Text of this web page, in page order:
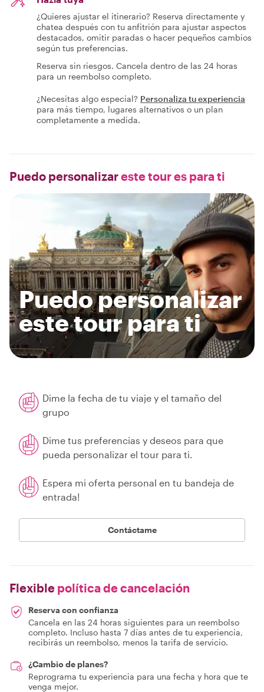
¿Quieres ajustar el itinerario? Reserva directamente y
chatea después con tu anfitrión para ajustar aspectos
destacados, omitir paradas o hacer pequeños cambios
según tus preferencias.
Reserva sin riesgos. Cancela dentro de las 24 horas
para un reembolso completo.
¿Necesitas algo especial? Personaliza tu experiencia
para más tiempo, lugares alternativos o un plan
completamente a medida.
Puedo personalizareste tour es para ti
Puedo personalizar
este tour para ti
Dime la fecha de tu viaje y el tamaño del
grupo
Dime tus preferencias y deseos para que
pueda personalizar el tour para ti.
Espera mi oferta personal en tu bandeja de
entrada!
Contáctame
Flexible política de cancelación
Reserva con confianza
Cancela en las 24 horas siguientes para un reembolso
completo. Incluso hasta 7 días antes de tu experiencia,
recibirás un reembolso, menos la tarifa de servicio.
¿Cambio de planes?
Reprograma tu experiencia para una fecha y hora que te
venga mejor.